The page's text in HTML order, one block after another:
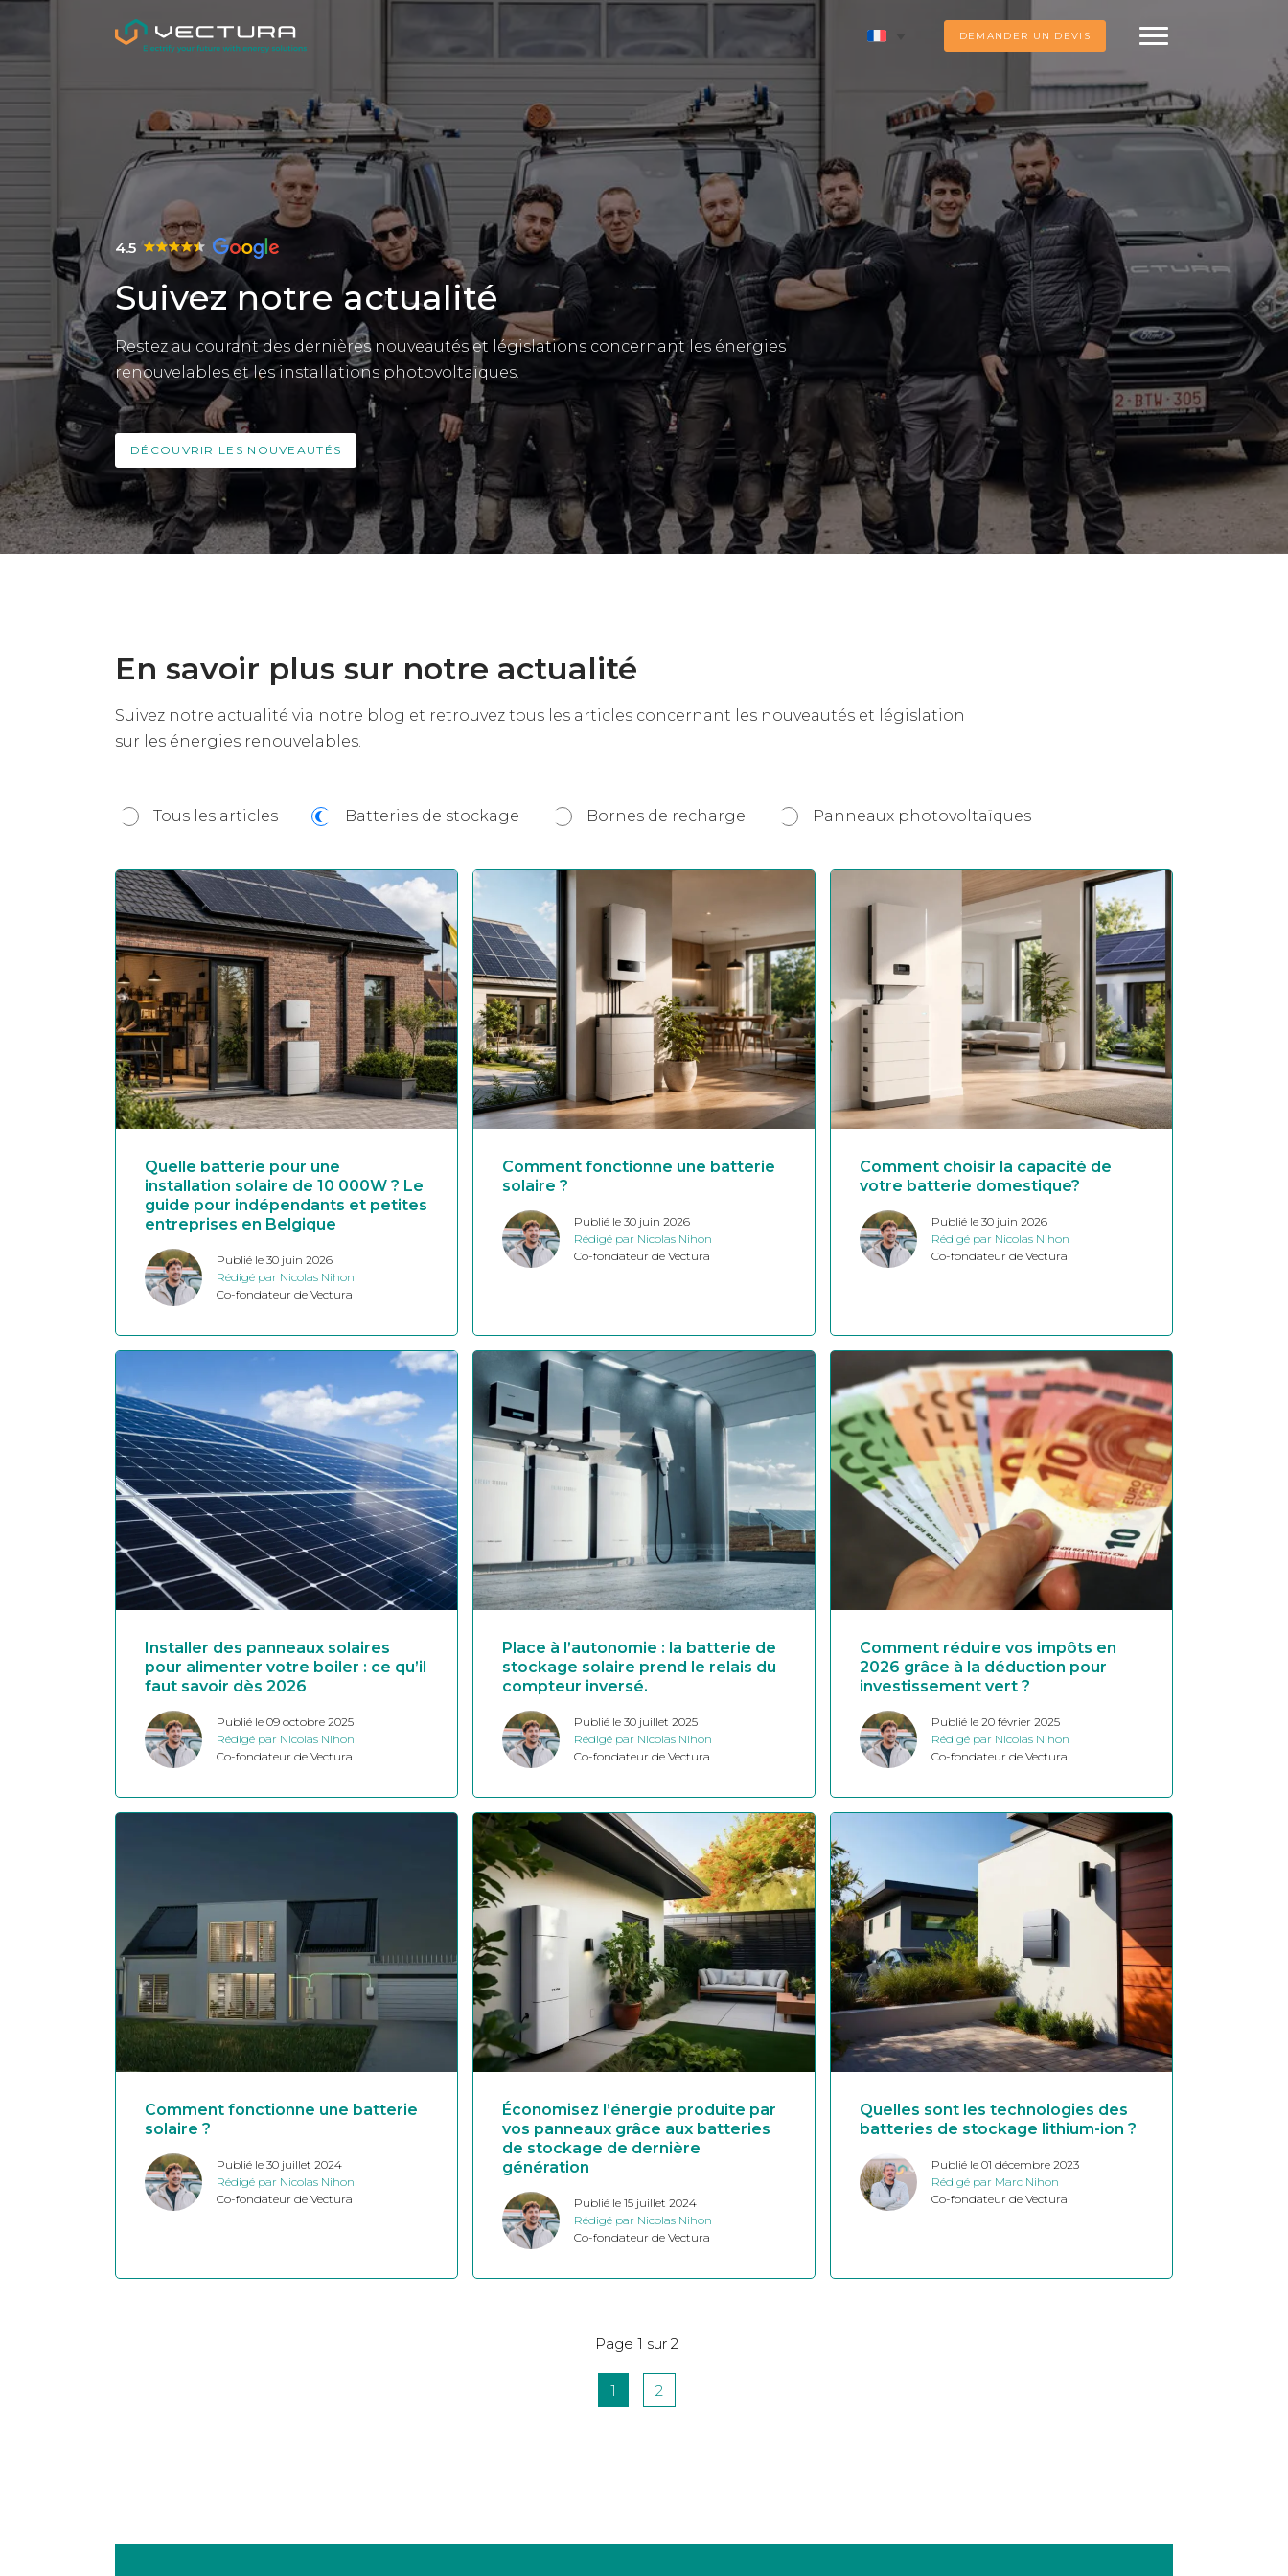
DEMANDER UN DEVIS
4.5
Suivez notre actualité
Restez au courant des dernières nouveautés et législations concernant les énergies
renouvelables et les installations photovoltaïques.
DÉCOUVRIR LES NOUVEAUTÉS
En savoir plus sur notre actualité
Suivez notre actualité via notre blog et retrouvez tous les articles concernant les nouveautés et législation
sur les énergies renouvelables.
Tous les articles Batteries de stockage Bornes de recharge Panneaux photovoltaïques
Quelle batterie pour une
installation solaire de 10 000W ? Le
guide pour indépendants et petites
entreprises en Belgique
Publié le 30 juin 2026
Rédigé par Nicolas Nihon
Co-fondateur de Vectura
Comment fonctionne une batterie
solaire ?
Publié le 30 juin 2026
Rédigé par Nicolas Nihon
Co-fondateur de Vectura
Comment choisir la capacité de
votre batterie domestique?
Publié le 30 juin 2026
Rédigé par Nicolas Nihon
Co-fondateur de Vectura
Installer des panneaux solaires
pour alimenter votre boiler : ce qu’il
faut savoir dès 2026
Publié le 09 octobre 2025
Rédigé par Nicolas Nihon
Co-fondateur de Vectura
Place à l’autonomie : la batterie de
stockage solaire prend le relais du
compteur inversé.
Publié le 30 juillet 2025
Rédigé par Nicolas Nihon
Co-fondateur de Vectura
Comment réduire vos impôts en
2026 grâce à la déduction pour
investissement vert ?
Publié le 20 février 2025
Rédigé par Nicolas Nihon
Co-fondateur de Vectura
Comment fonctionne une batterie
solaire ?
Publié le 30 juillet 2024
Rédigé par Nicolas Nihon
Co-fondateur de Vectura
Économisez l’énergie produite par
vos panneaux grâce aux batteries
de stockage de dernière
génération
Publié le 15 juillet 2024
Rédigé par Nicolas Nihon
Co-fondateur de Vectura
Quelles sont les technologies des
batteries de stockage lithium-ion ?
Publié le 01 décembre 2023
Rédigé par Marc Nihon
Co-fondateur de Vectura
Page 1 sur 2
1 2